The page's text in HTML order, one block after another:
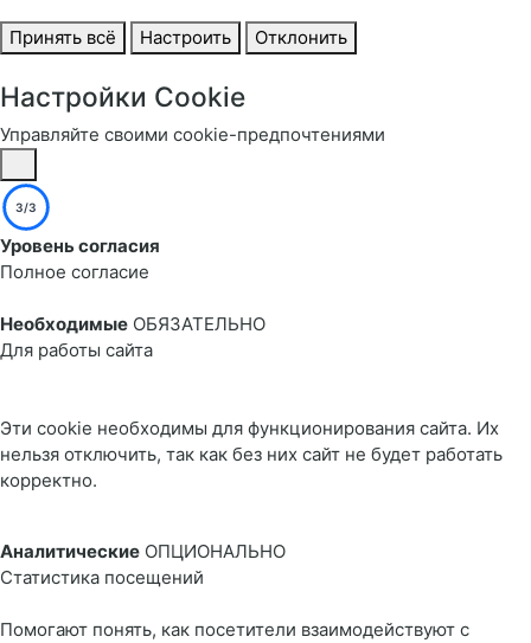
Принять всё Настроить Отклонить
Настройки Cookie
Управляйте своими cookie-предпочтениями
3/3
Уровень согласия
Полное согласие
Необходимые ОБЯЗАТЕЛЬНО
Для работы сайта
Эти cookie необходимы для функционирования сайта. Их
нельзя отключить, так как без них сайт не будет работать
корректно.
Аналитические ОПЦИОНАЛЬНО
Статистика посещений
Помогают понять, как посетители взаимодействуют с